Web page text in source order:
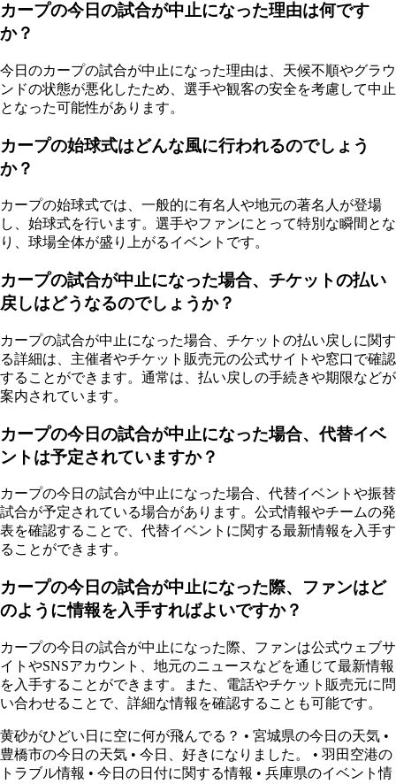
カープの今日の試合が中止になった理由は何です
か？
今日のカープの試合が中止になった理由は、天候不順やグラウ
ンドの状態が悪化したため、選手や観客の安全を考慮して中止
となった可能性があります。
カープの始球式はどんな風に行われるのでしょう
か？
カープの始球式では、一般的に有名人や地元の著名人が登場
し、始球式を行います。選手やファンにとって特別な瞬間とな
り、球場全体が盛り上がるイベントです。
カープの試合が中止になった場合、チケットの払い
戻しはどうなるのでしょうか？
カープの試合が中止になった場合、チケットの払い戻しに関す
る詳細は、主催者やチケット販売元の公式サイトや窓口で確認
することができます。通常は、払い戻しの手続きや期限などが
案内されています。
カープの今日の試合が中止になった場合、代替イベ
ントは予定されていますか？
カープの今日の試合が中止になった場合、代替イベントや振替
試合が予定されている場合があります。公式情報やチームの発
表を確認することで、代替イベントに関する最新情報を入手す
ることができます。
カープの今日の試合が中止になった際、ファンはど
のように情報を入手すればよいですか？
カープの今日の試合が中止になった際、ファンは公式ウェブサ
イトやSNSアカウント、地元のニュースなどを通じて最新情報
を入手することができます。また、電話やチケット販売元に問
い合わせることで、詳細な情報を確認することも可能です。
黄砂がひどい日に空に何が飛んでる？ • 宮城県の今日の天気 •
豊橋市の今日の天気 • 今日、好きになりました。 • 羽田空港の
トラブル情報 • 今日の日付に関する情報 • 兵庫県のイベント情